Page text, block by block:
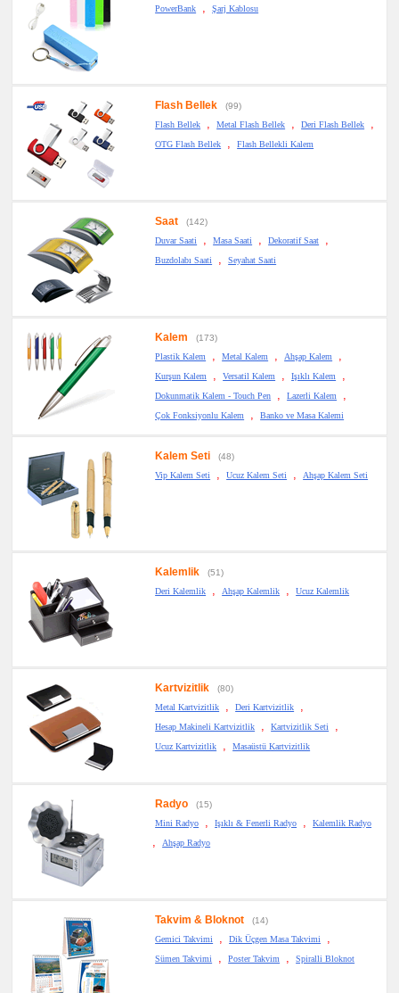
PowerBank
, Şarj Kablosu
Flash Bellek
(99)
Flash Bellek
, Metal Flash Bellek , Deri Flash Bellek ,
OTG Flash Bellek , Flash Bellekli Kalem
Saat
(142)
Duvar Saati
, Masa Saati , Dekoratif Saat ,
Buzdolabı Saati , Seyahat Saati
Kalem
(173)
Plastik Kalem
, Metal Kalem , Ahşap Kalem ,
Kurşun Kalem , Versatil Kalem , Işıklı Kalem ,
Dokunmatik Kalem - Touch Pen , Lazerli Kalem ,
Çok Fonksiyonlu Kalem , Banko ve Masa Kalemi
Kalem Seti
(48)
Vip Kalem Seti
, Ucuz Kalem Seti , Ahşap Kalem Seti
Kalemlik
(51)
Deri Kalemlik
, Ahşap Kalemlik , Ucuz Kalemlik
Kartvizitlik
(80)
Metal Kartvizitlik
, Deri Kartvizitlik ,
Hesap Makineli Kartvizitlik , Kartvizitlik Seti ,
Ucuz Kartvizitlik , Masaüstü Kartvizitlik
Radyo
(15)
Mini Radyo
, Işıklı & Fenerli Radyo , Kalemlik Radyo
, Ahşap Radyo
Takvim & Bloknot
(14)
Gemici Takvimi
, Dik Üçgen Masa Takvimi ,
Sümen Takvimi , Poster Takvim , Spiralli Bloknot